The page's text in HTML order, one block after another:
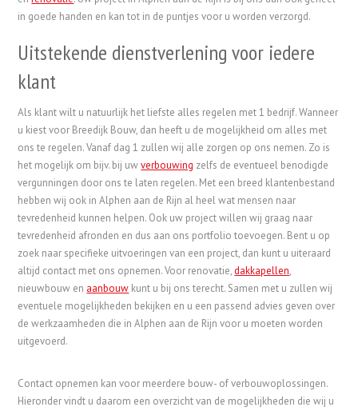
in goede handen en kan tot in de puntjes voor u worden verzorgd.
Uitstekende dienstverlening voor iedere
klant
Als klant wilt u natuurlijk het liefste alles regelen met 1 bedrijf. Wanneer
u kiest voor Breedijk Bouw, dan heeft u de mogelijkheid om alles met
ons te regelen. Vanaf dag 1 zullen wij alle zorgen op ons nemen. Zo is
het mogelijk om bijv. bij uwverbouwing zelfs de eventueel benodigde
vergunningen door ons te laten regelen. Met een breed klantenbestand
hebben wij ook in Alphen aan de Rijn al heel wat mensen naar
tevredenheid kunnen helpen. Ook uw project willen wij graag naar
tevredenheid afronden en dus aan ons portfolio toevoegen. Bent u op
zoek naar specifieke uitvoeringen van een project, dan kunt u uiteraard
altijd contact met ons opnemen. Voor renovatie,dakkapellen,
nieuwbouw en aanbouw kunt u bij ons terecht. Samen met u zullen wij
eventuele mogelijkheden bekijken en u een passend advies geven over
de werkzaamheden die in Alphen aan de Rijn voor u moeten worden
uitgevoerd.
Contact opnemen kan voor meerdere bouw- of verbouwoplossingen.
Hieronder vindt u daarom een overzicht van de mogelijkheden die wij u